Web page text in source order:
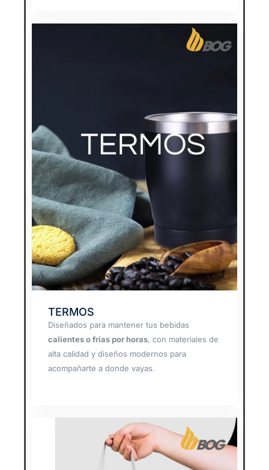
TERMOS
Diseñados para mantener tus bebidas
calientes o frías por horas, con materiales de
alta calidad y diseños modernos para
acompañarte a donde vayas.